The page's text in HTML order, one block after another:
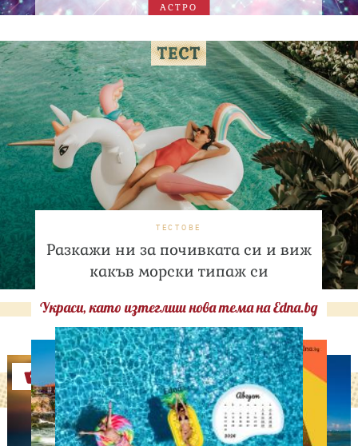
АСТРО
ТЕСТОВЕ
Разкажи ни за почивката си и виж
какъв морски типаж си
Украси, като изтеглиш нова тема на Edna.bg
Оферти
ЛЮБОПИТНО